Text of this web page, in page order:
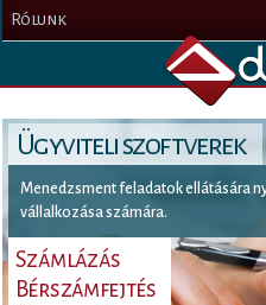
Rólunk
Ügyviteli szoftverek
Menedzsment feladatok ellátására
vállalkozása számára.
Számlázás
Bérszámfejtés